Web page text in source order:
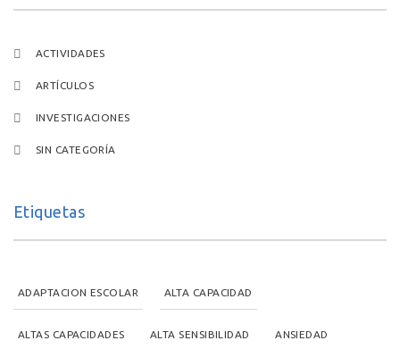
ACTIVIDADES
ARTÍCULOS
INVESTIGACIONES
SIN CATEGORÍA
Etiquetas
ADAPTACION ESCOLAR ALTA CAPACIDAD
ALTAS CAPACIDADES ALTA SENSIBILIDAD ANSIEDAD